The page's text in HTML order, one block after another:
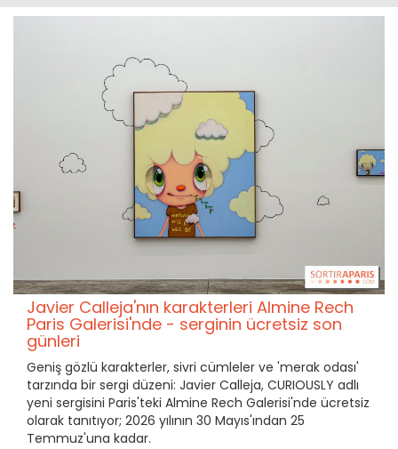
Javier Calleja'nın karakterleri Almine Rech
Paris Galerisi'nde - serginin ücretsiz son
günleri
Geniş gözlü karakterler, sivri cümleler ve 'merak odası'
tarzında bir sergi düzeni: Javier Calleja, CURIOUSLY adlı
yeni sergisini Paris'teki Almine Rech Galerisi'nde ücretsiz
olarak tanıtıyor; 2026 yılının 30 Mayıs'ından 25
Temmuz'una kadar.